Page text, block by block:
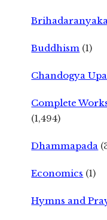
Buddhism (1)
Chandogya
Complete
(1,494)
Dhammapada
Economics (1)
Hymns and